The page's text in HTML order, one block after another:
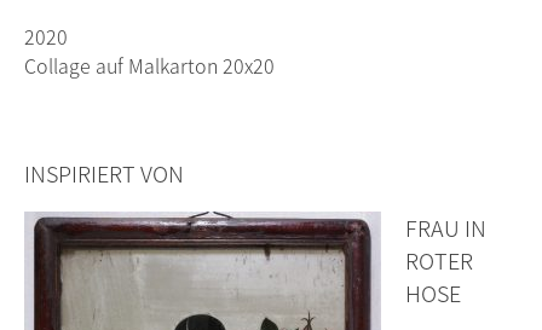
2020
Collage auf Malkarton 20x20
INSPIRIERT VON
FRAU IN
ROTER
HOSE